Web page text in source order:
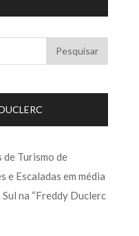
de Turismo de
e Escaladas em média
na “Freddy Duclerc